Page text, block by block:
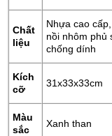
Chất
liệu
Nhựa cao
nồi nhôm phủ
chống dính
Kích
cỡ
31x33x33cm
Màu
sắc
Xanh than